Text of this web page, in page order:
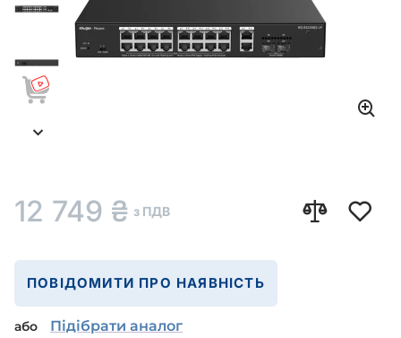
12 749 ₴ з ПДВ
ПОВІДОМИТИ ПРО НАЯВНІСТЬ
або Підібрати аналог